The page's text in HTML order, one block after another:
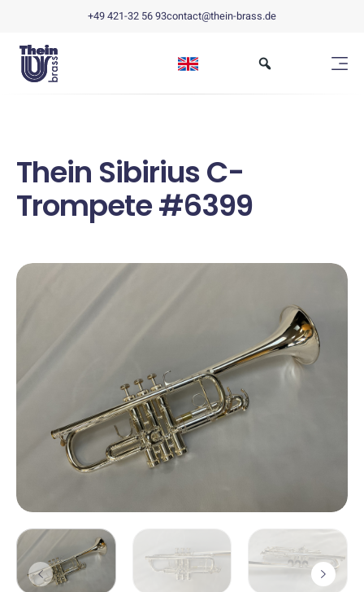
+49 421-32 56 93contact@thein-brass.de
Thein Sibirius C-
Trompete #6399